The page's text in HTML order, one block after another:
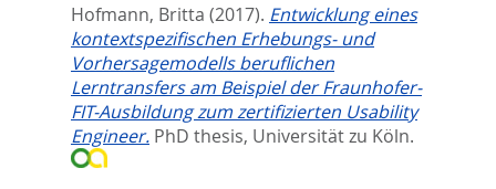
Hofmann, Britta (2017). Entwicklung eines
kontextspezifischen Erhebungs- und
Vorhersagemodells beruflichen
Lerntransfers am Beispiel der Fraunhofer-
FIT-Ausbildung zum zertifizierten Usability
Engineer. PhD thesis, Universität zu Köln.